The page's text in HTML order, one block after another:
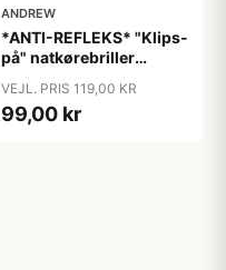
ANDREW
*ANTI-REFLEKS* "Klips-
på" natkørebriller
"Moon"
VEJL. PRIS 119,00 KR
99,00 kr